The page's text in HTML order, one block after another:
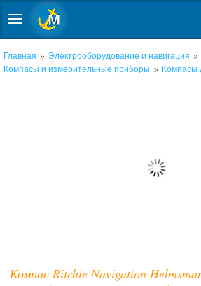
Главная » Электрооборудование и навигация »
Компасы и измерительные приборы » Компасы
Компас Ritchie Navigation